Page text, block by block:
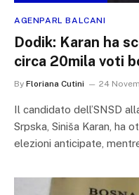
AGENPARL BALCANI
Dodik: Karan ha
circa 20mila voti
By Floriana Cutini 24
Il candidato dell’SNSD
Srpska, Siniša Karan, ha
elezioni anticipate,